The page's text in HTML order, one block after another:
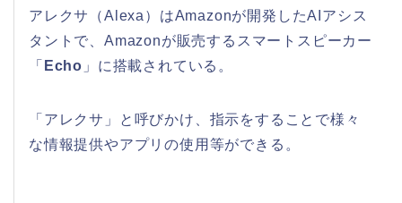
アレクサ（Alexa）はAmazonが開発したAIアシス
タントで、Amazonが販売するスマートスピーカー
「 Echo 」に搭載されている。
「アレクサ」と呼びかけ、指示をすることで様々
な情報提供やアプリの使用等ができる。